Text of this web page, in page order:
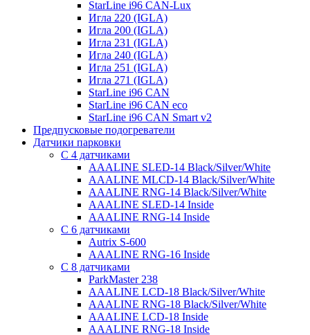
StarLine i96 CAN-Lux
Игла 220 (IGLA)
Игла 200 (IGLA)
Игла 231 (IGLA)
Игла 240 (IGLA)
Игла 251 (IGLA)
Игла 271 (IGLA)
StarLine i96 CAN
StarLine i96 CAN eco
StarLine i96 CAN Smart v2
Предпусковые подогреватели
Датчики парковки
С 4 датчиками
AAALINE SLED-14 Black/Silver/White
AAALINE MLCD-14 Black/Silver/White
AAALINE RNG-14 Black/Silver/White
AAALINE SLED-14 Inside
AAALINE RNG-14 Inside
С 6 датчиками
Autrix S-600
AAALINE RNG-16 Inside
С 8 датчиками
ParkMaster 238
AAALINE LCD-18 Black/Silver/White
AAALINE RNG-18 Black/Silver/White
AAALINE LCD-18 Inside
AAALINE RNG-18 Inside